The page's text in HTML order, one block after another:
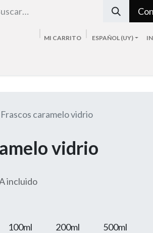
MI CARRITO ESPAÑOL (UY)
Frascos caramelo vidrio
vidrio
incluido
100ml 200ml 500ml